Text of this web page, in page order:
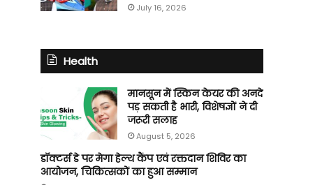
July 16, 2026
Health
मानसून में स्किन केयर की अनदेखी
पड़ सकती है भारी, विशेषज्ञों ने दी
जरूरी सलाह
August 5, 2026
डॉक्टर्स डे पर मेगा हेल्थ कैंप एवं रक्तदान शिविर का
आयोजन, चिकित्सकों का हुआ सम्मान